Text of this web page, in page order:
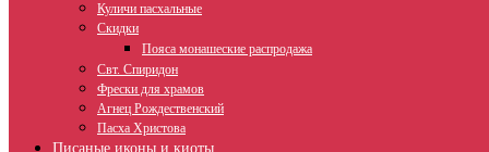
Куличи пасхальные
Скидки
Пояса монашеские распродажа
Свт. Спиридон
Фрески для храмов
Агнец Рождественский
Пасха Христова
Писаные иконы и киоты